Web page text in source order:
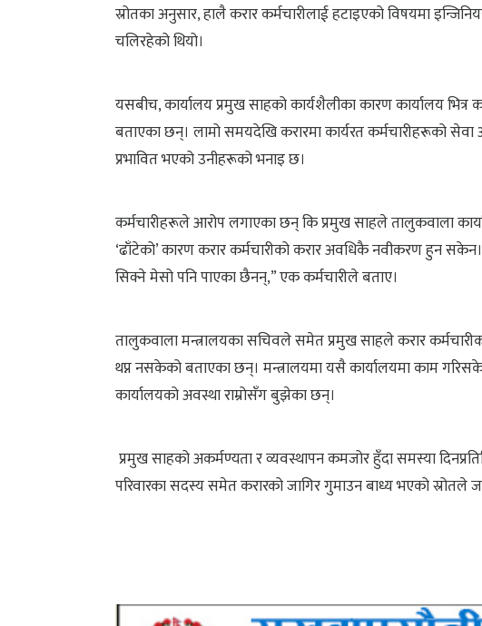
स्रोतका अनुसार, हालै करार कर्मचारीलाई हटाइएको विषयमा
चलिरहेको थियो।
यसबीच, कार्यालय प्रमुख साहको कार्यशैलीका कारण कार्यालय
बताएका छन्। लामो समयदेखि करारमा कार्यरत कर्मचारीहरूको
प्रभावित भएको उनीहरूको भनाइ छ।
कर्मचारीहरूले आरोप लगाएका छन् कि प्रमुख साहले तालुकवाला
‘ढाँटेको’ कारण करार कर्मचारीको करार अवधिकै नवीकरण हुन
सिक्ने मेसो पनि पाएका छैनन्,” एक कर्मचारीले बताए।
तालुकवाला मन्त्रालयका सचिवले समेत प्रमुख साहले करार
थप्न नसकेको बताएका छन्। मन्त्रालयमा यसै कार्यालयमा काम
कार्यालयको अवस्था राम्रोसँग बुझेका छन्।
प्रमुख साहको अकर्मण्यता र व्यवस्थापन कमजोर हुँदा समस्या
परिवारका सदस्य समेत करारको जागिर गुमाउन बाध्य भएको स्रोतले